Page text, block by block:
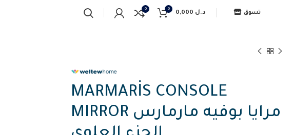
0 0
د.ل تسوق
MARMARİS CONSOLE
MIRROR مرايا بوفيه مارمارس